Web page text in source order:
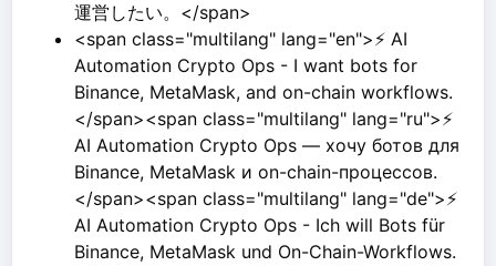
運営したい。</span>
<span class="multilang" lang="en">⚡ AI
Automation Crypto Ops - I want bots for
Binance, MetaMask, and on-chain workflows.
</span><span class="multilang" lang="ru">⚡
AI Automation Crypto Ops — хочу ботов для
Binance, MetaMask и on-chain-процессов.
</span><span class="multilang" lang="de">⚡
AI Automation Crypto Ops - Ich will Bots für
Binance, MetaMask und On-Chain-Workflows.